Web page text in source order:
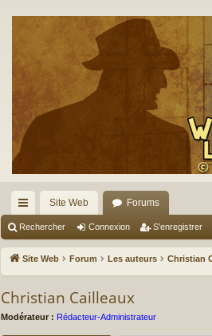
cc
ès
ra
pi
de
Site Web Forums
Rechercher Connexion S’enregistrer
Site Web Forum Les auteurs Christian
Christian Cailleaux
Modérateur : Rédacteur-Administrateur